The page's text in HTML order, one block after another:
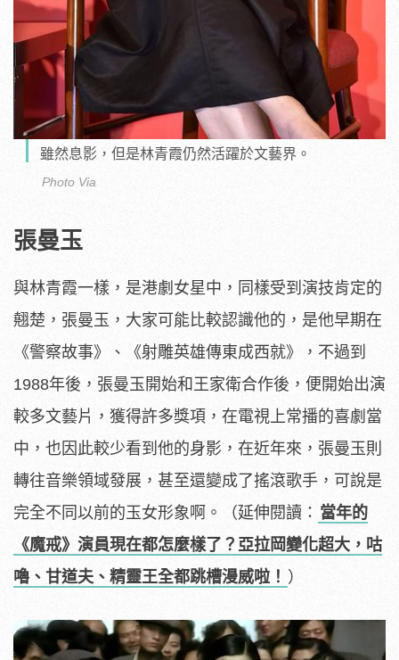
雖然息影，但是林青霞仍然活躍於文藝界。
Photo Via
張曼玉
與林青霞一樣，是港劇女星中，同樣受到演技肯定的
翹楚，張曼玉，大家可能比較認識他的，是他早期在
《警察故事》、《射雕英雄傳東成西就》，不過到
1988年後，張曼玉開始和王家衛合作後，便開始出演
較多文藝片，獲得許多獎項，在電視上常播的喜劇當
中，也因此較少看到他的身影，在近年來，張曼玉則
轉往音樂領域發展，甚至還變成了搖滾歌手，可說是
完全不同以前的玉女形象啊。（延伸閱讀： 當年的
《魔戒》演員現在都怎麼樣了？亞拉岡變化超大，咕
嚕、甘道夫、精靈王全都跳槽漫威啦！ ）